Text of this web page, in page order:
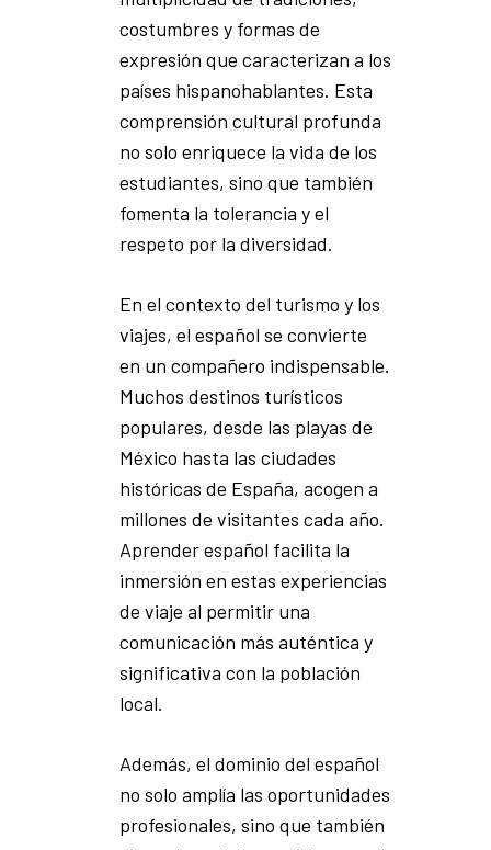
costumbres y formas de
expresión que caracterizan a los
países hispanohablantes. Esta
comprensión cultural profunda
no solo enriquece la vida de los
estudiantes, sino que también
fomenta la tolerancia y el
respeto por la diversidad.
En el contexto del turismo y los
viajes, el español se convierte
en un compañero indispensable.
Muchos destinos turísticos
populares, desde las playas de
México hasta las ciudades
históricas de España, acogen a
millones de visitantes cada año.
Aprender español facilita la
inmersión en estas experiencias
de viaje al permitir una
comunicación más auténtica y
significativa con la población
local.
Además, el dominio del español
no solo amplía las oportunidades
profesionales, sino que también